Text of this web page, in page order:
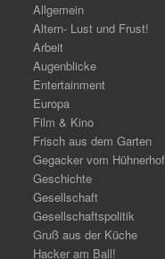
Allgemein
Altern- Lust und Frust!
Arbeit
Augenblicke
Entertainment
Europa
Film & Kino
Frisch aus dem Garten
Gegacker vom Hühnerhof
Geschichte
Gesellschaft
Gesellschaftspolitik
Gruß aus der Küche
Hacker am Ball!